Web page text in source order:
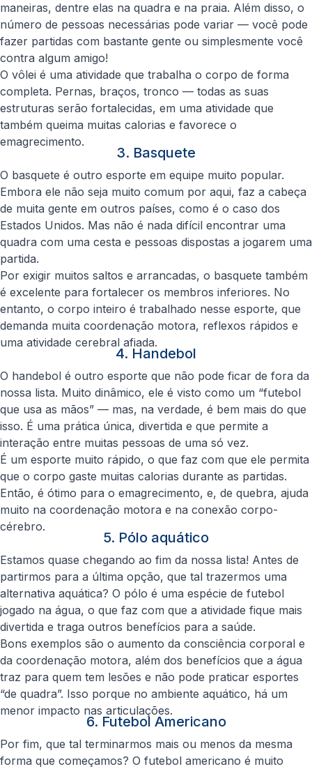
maneiras, dentre elas na quadra e na praia. Além disso, o
número de pessoas necessárias pode variar — você pode
fazer partidas com bastante gente ou simplesmente você
contra algum amigo!
O vôlei é uma atividade que trabalha o corpo de forma
completa. Pernas, braços, tronco — todas as suas
estruturas serão fortalecidas, em uma atividade que
também queima muitas calorias e favorece o
emagrecimento.
3. Basquete
O basquete é outro esporte em equipe muito popular.
Embora ele não seja muito comum por aqui, faz a cabeça
de muita gente em outros países, como é o caso dos
Estados Unidos. Mas não é nada difícil encontrar uma
quadra com uma cesta e pessoas dispostas a jogarem uma
partida.
Por exigir muitos saltos e arrancadas, o basquete também
é excelente para fortalecer os membros inferiores. No
entanto, o corpo inteiro é trabalhado nesse esporte, que
demanda muita coordenação motora, reflexos rápidos e
uma atividade cerebral afiada.
4. Handebol
O handebol é outro esporte que não pode ficar de fora da
nossa lista. Muito dinâmico, ele é visto como um “futebol
que usa as mãos” — mas, na verdade, é bem mais do que
isso. É uma prática única, divertida e que permite a
interação entre muitas pessoas de uma só vez.
É um esporte muito rápido, o que faz com que ele permita
que o corpo gaste muitas calorias durante as partidas.
Então, é ótimo para o emagrecimento, e, de quebra, ajuda
muito na coordenação motora e na conexão corpo-
cérebro.
5. Pólo aquático
Estamos quase chegando ao fim da nossa lista! Antes de
partirmos para a última opção, que tal trazermos uma
alternativa aquática? O pólo é uma espécie de futebol
jogado na água, o que faz com que a atividade fique mais
divertida e traga outros benefícios para a saúde.
Bons exemplos são o aumento da consciência corporal e
da coordenação motora, além dos benefícios que a água
traz para quem tem lesões e não pode praticar esportes
“de quadra”. Isso porque no ambiente aquático, há um
menor impacto nas articulações.
6. Futebol Americano
Por fim, que tal terminarmos mais ou menos da mesma
forma que começamos? O futebol americano é muito